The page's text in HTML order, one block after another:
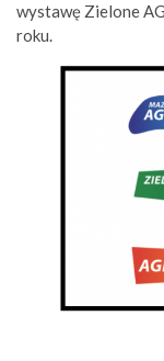
wystawę Zielone
roku.